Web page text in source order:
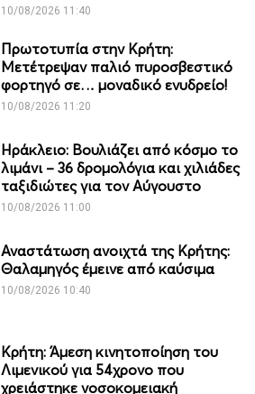
10/08/2026 11:40
Πρωτοτυπία στην Κρήτη:
Μετέτρεψαν παλιό πυροσβεστικό
φορτηγό σε… μοναδικό ενυδρείο!
10/08/2026 11:20
Ηράκλειο: Βουλιάζει από κόσμο το
λιμάνι – 36 δρομολόγια και χιλιάδες
ταξιδιώτες για τον Αύγουστο
10/08/2026 11:00
Αναστάτωση ανοιχτά της Κρήτης:
Θαλαμηγός έμεινε από καύσιμα
10/08/2026 10:40
Κρήτη: Άμεση κινητοποίηση του
Λιμενικού για 54χρονο που
χρειάστηκε νοσοκομειακή